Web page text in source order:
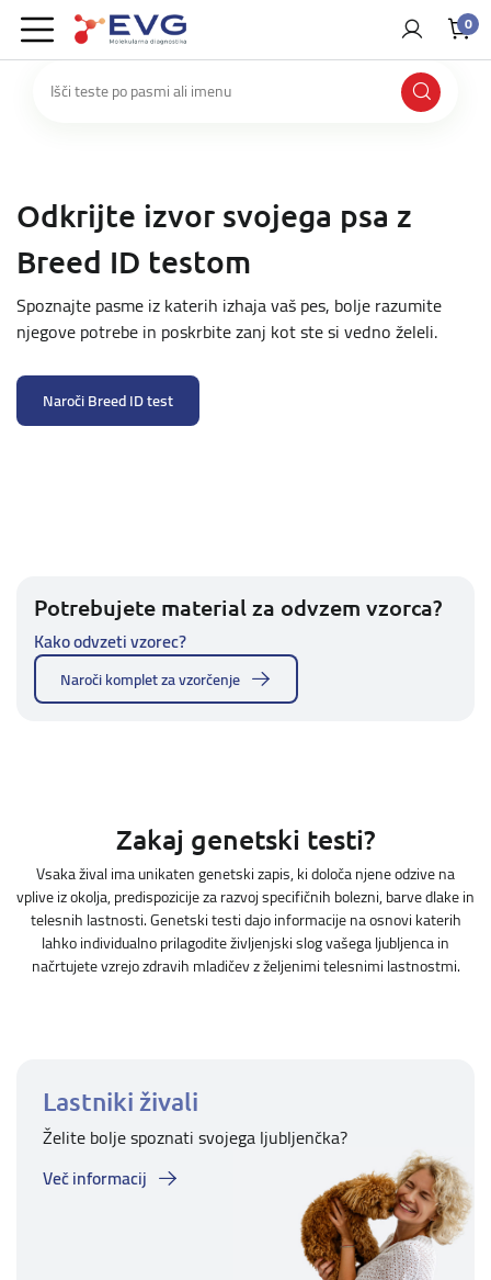
0
Odkrijte izvor svojega psa z
Breed ID testom
Spoznajte pasme iz katerih izhaja vaš pes, bolje razumite
njegove potrebe in poskrbite zanj kot ste si vedno želeli.
Naroči Breed ID test
Potrebujete material za odvzem vzorca?
Kako odvzeti vzorec?
Naroči komplet za vzorčenje
Zakaj genetski testi?
Vsaka žival ima unikaten genetski zapis, ki določa njene odzive na
vplive iz okolja, predispozicije za razvoj specifičnih bolezni, barve dlake in
telesnih lastnosti. Genetski testi dajo informacije na osnovi katerih
lahko individualno prilagodite življenjski slog vašega ljubljenca in
načrtujete vzrejo zdravih mladičev z željenimi telesnimi lastnostmi.
Lastniki živali
Želite bolje spoznati svojega ljubljenčka?
Več informacij